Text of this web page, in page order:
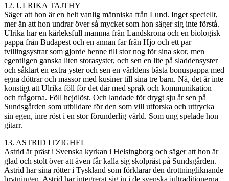
12. ULRIKA TAJTHY
Säger att hon är en helt vanlig människa från Lund. Inget speciellt,
mer än att hon undrar över så mycket som hon säger sig inte förstå.
Ulrika har en kärleksfull mamma från Landskrona och en biologisk
pappa från Budapest och en annan far från Hjo och ett par
tvillingsystrar som gjorde henne till stor nog för sina skor, men
egentligen ganska liten storasyster, och sen en lite på sladdensyster
och såklart en extra yster och sen en världens bästa bonuspappa med
egna döttrar och massor med kusiner till sina tre barn. Nä, det är inte
konstigt att Ulrika föll för det där med språk och kommunikation
och frågorna. Föll hejdlöst. Och landade för drygt sju år sen på
Sundsgården som utbildare för den som vill utforska och uttrycka
sin egen, inre röst i en stor förunderlig värld. Som ung spelade hon
gitarr.
13. ASTRID ITZIGHEL
Astrid är präst i Svenska kyrkan i Helsingborg och säger att hon är
glad och stolt över att även får kalla sig skolpräst på Sundsgården.
Astrid har sina rötter i Tyskland som förklarar den drottningliknande
brytningen. Astrid har integrerat sig in i de svenska jultraditionerna,